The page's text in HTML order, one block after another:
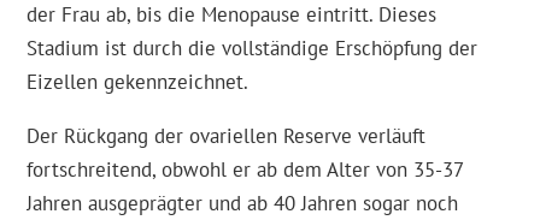
der Frau ab, bis die Menopause eintritt. Dieses
Stadium ist durch die vollständige Erschöpfung der
Eizellen gekennzeichnet.
Der Rückgang der ovariellen Reserve verläuft
fortschreitend, obwohl er ab dem Alter von 35-37
Jahren ausgeprägter und ab 40 Jahren sogar noch